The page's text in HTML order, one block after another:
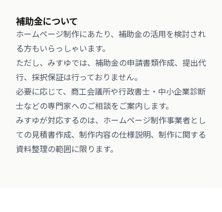
補助金について
ホームページ制作にあたり、補助金の活用を検討され
る方もいらっしゃいます。
ただし、みすゆでは、補助金の申請書類作成、提出代
行、採択保証は行っておりません。
必要に応じて、商工会議所や行政書士・中小企業診断
士などの専門家へのご相談をご案内します。
みすゆが対応するのは、ホームページ制作事業者とし
ての見積書作成、制作内容の仕様説明、制作に関する
資料整理の範囲に限ります。